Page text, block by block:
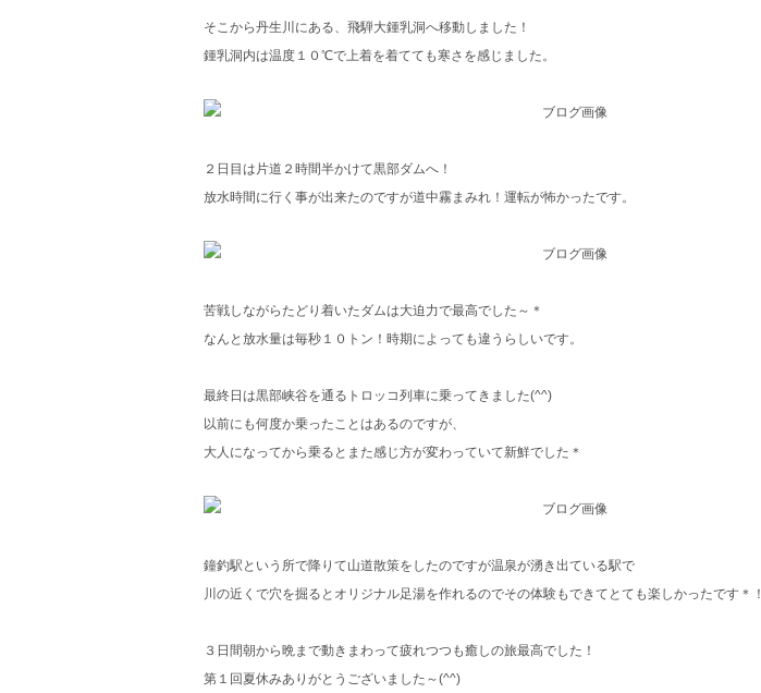
そこから丹生川にある、飛騨大鍾乳洞へ移動しました！
鍾乳洞内は温度１０℃で上着を着てても寒さを感じました。
２日目は片道２時間半かけて黒部ダムへ！
放水時間に行く事が出来たのですが道中霧まみれ！運転が怖かったです。
苦戦しながらたどり着いたダムは大迫力で最高でした～＊
なんと放水量は毎秒１０トン！時期によっても違うらしいです。
最終日は黒部峡谷を通るトロッコ列車に乗ってきました(^^)
以前にも何度か乗ったことはあるのですが、
大人になってから乗るとまた感じ方が変わっていて新鮮でした＊
鐘釣駅という所で降りて山道散策をしたのですが温泉が湧き出ている駅で
川の近くで穴を掘るとオリジナル足湯を作れるのでその体験もできてとても楽しかったです＊！
３日間朝から晩まで動きまわって疲れつつも癒しの旅最高でした！
第１回夏休みありがとうございました～(^^)